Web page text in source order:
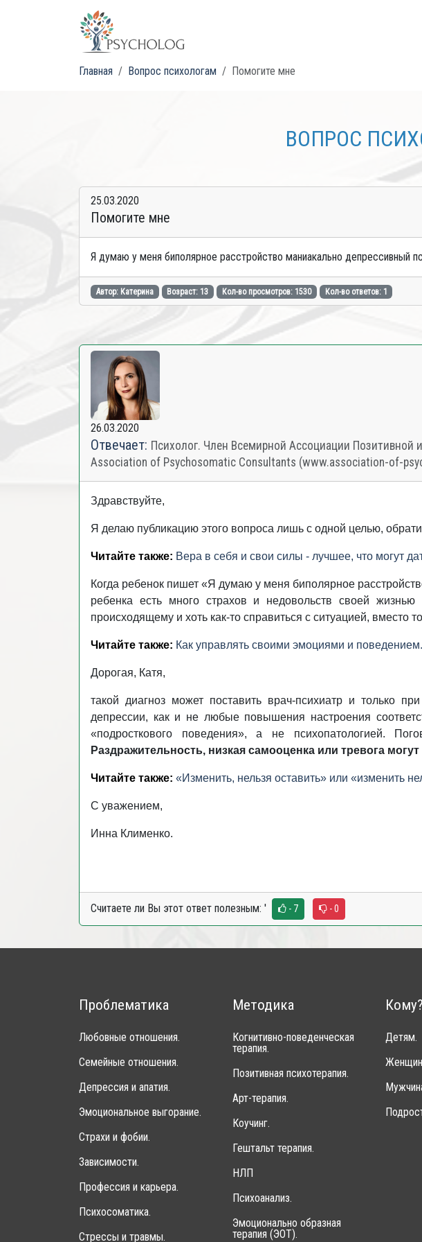
Главная Вопрос психологам Помогите мне
ВОПРОС
25.03.2020
Помогите мне
Я думаю у меня биполярное расстройство маниакально депрессивный
Автор: Катерина Возраст: 13 Кол-во просмотров: 1530 Кол-во ответов: 1
26.03.2020
Отвечает: Психолог. Член Всемирной Ассоциации Позитивной
Association of Psychosomatic Consultants (www.association-of-
Здравствуйте,
Я делаю публикацию этого вопроса лишь с одной целью,
Читайте также: Вера в себя и свои силы - лучшее, что могут
Когда ребенок пишет «Я думаю у меня биполярное
ребенка есть много страхов и недовольств своей
происходящему и хоть как-то справиться с ситуацией,
Читайте также: Как управлять своими эмоциями и
Дорогая, Катя,
такой диагноз может поставить врач-психиатр и только
депрессии, как и не любые повышения настроения
«подросткового поведения», а не психопатологией.
Раздражительность, низкая самооценка или тревога
Читайте также: «Изменить, нельзя оставить» или «изменить
С уважением,
Инна Клименко.
Считаете ли Вы этот ответ полезным: ' - 7 - 0
Проблематика
Любовные отношения.
Семейные отношения.
Депрессия и апатия.
Эмоциональное выгорание.
Страхи и фобии.
Зависимости.
Профессия и карьера.
Психосоматика.
Стрессы и травмы.
Методика
Когнитивно-поведенческая
терапия.
Позитивная психотерапия.
Арт-терапия.
Коучинг.
Гештальт терапия.
НЛП
Психоанализ.
Эмоционально образная
терапия (ЭОТ).
Кому?
Детям.